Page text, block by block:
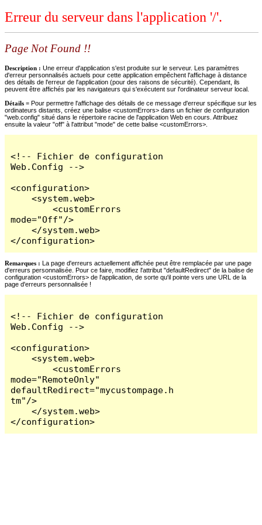
Erreur du serveur dans l'application '/'.
Page Not Found !!
Description : Une erreur d'application s'est produite sur le serveur. Les paramètres
d'erreur personnalisés actuels pour cette application empêchent l'affichage à distance
des détails de l'erreur de l'application (pour des raisons de sécurité). Cependant, ils
peuvent être affichés par les navigateurs qui s'exécutent sur l'ordinateur serveur local.
Détails = Pour permettre l'affichage des détails de ce message d'erreur spécifique sur les
ordinateurs distants, créez une balise <customErrors> dans un fichier de configuration
"web.config" situé dans le répertoire racine de l'application Web en cours. Attribuez
ensuite la valeur "off" à l'attribut "mode" de cette balise <customErrors>.
<!-- Fichier de configuration
Web.Config -->
<configuration>
    <system.web>
        <customErrors
mode="Off"/>
    </system.web>
</configuration>
Remarques : La page d'erreurs actuellement affichée peut être remplacée par une page
d'erreurs personnalisée. Pour ce faire, modifiez l'attribut "defaultRedirect" de la balise de
configuration <customErrors> de l'application, de sorte qu'il pointe vers une URL de la
page d'erreurs personnalisée !
<!-- Fichier de configuration
Web.Config -->
<configuration>
    <system.web>
        <customErrors
mode="RemoteOnly"
defaultRedirect="mycustompage.h
tm"/>
    </system.web>
</configuration>